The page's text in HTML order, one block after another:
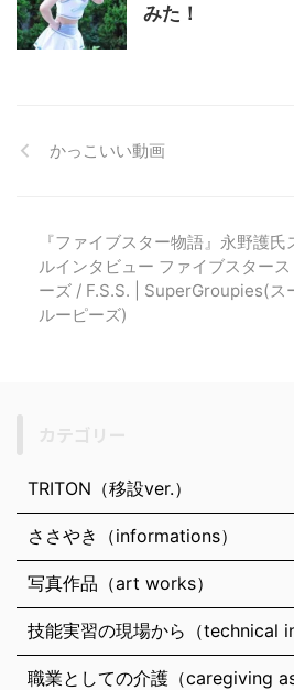
みた！
かっこいい動画
『ファイブスター物語』永野護氏
ルインタビュー ファイブスタース
ーズ / F.S.S. | SuperGroupies(ス
ルーピーズ)
TRITON（移設ver.）
ささやき（informations）
写真作品（art works）
技能実習の現場から（technical
職業としての介護（caregiving